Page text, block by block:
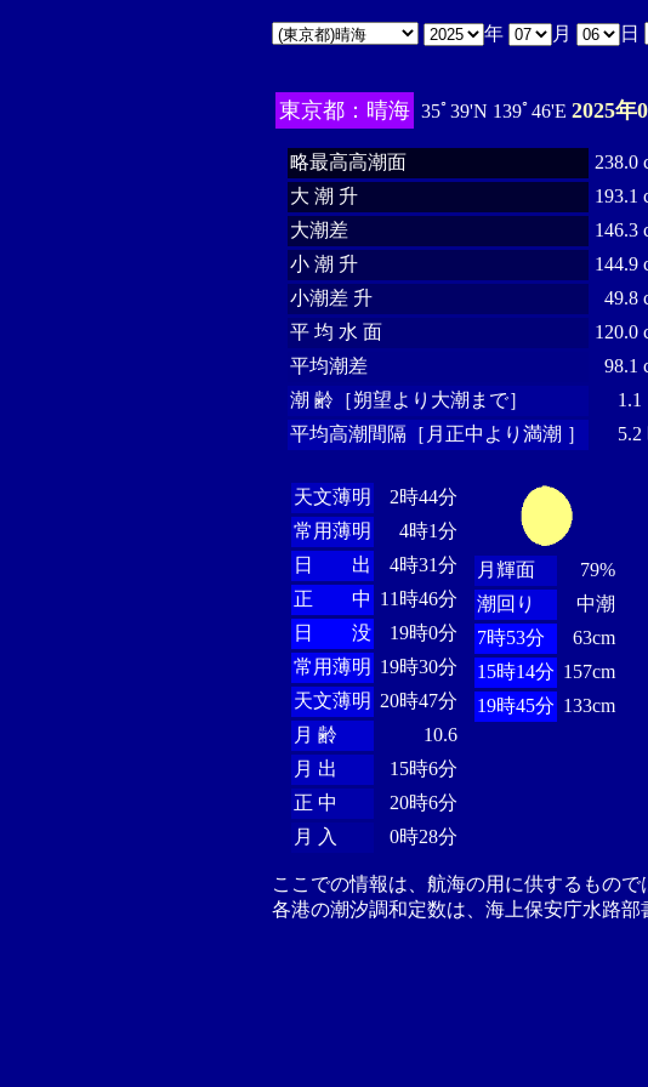
年 月 日
東京都：晴海 35ﾟ39'N 139ﾟ46'E 2025年
略最高高潮面
238.0
大 潮 升
193.1
大潮差
146.3
小 潮 升
144.9
小潮差 升
49.8
平 均 水 面
120.0
平均潮差
98.1
潮 齢［朔望より大潮まで］
1.1
平均高潮間隔［月正中より満潮 ］
5.2
天文薄明
2時44分
常用薄明
4時1分
日 出
4時31分
正 中 11時46分
日 没
19時0分
常用薄明 19時30分
天文薄明 20時47分
月 齢
10.6
月 出
15時6分
正 中
20時6分
月 入
0時28分
月輝面
79%
潮回り
中潮
7時53分
63cm
15時14分 157cm
19時45分 133cm
ここでの情報は、航海の用に供するもの
各港の潮汐調和定数は、海上保安庁水路